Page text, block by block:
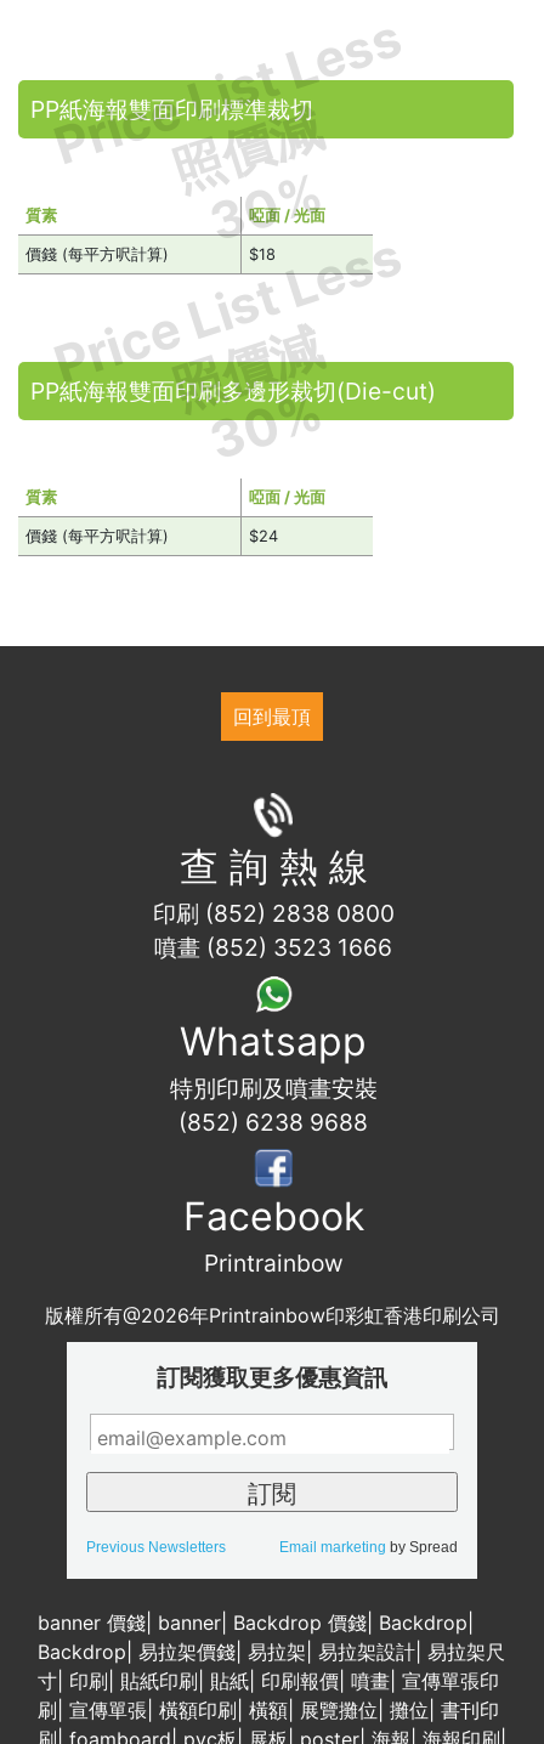
Price List Less
照價減
30%
Price List Less
照價減
30%
PP紙海報雙面印刷標準裁切
質素 啞面 / 光面
價錢 (每平方呎計算) $18
PP紙海報雙面印刷多邊形裁切(Die-cut)
質素 啞面 / 光面
價錢 (每平方呎計算) $24
回到最頂
查 詢 熱 線
印刷 (852) 2838 0800
噴畫 (852) 3523 1666
Whatsapp
特別印刷及噴畫安裝
(852) 6238 9688
Facebook
Printrainbow
版權所有@2026年Printrainbow印彩虹香港印刷公司
訂閱獲取更多優惠資訊
Previous Newsletters Email marketing by Spread
banner 價錢 banner Backdrop 價錢 Backdrop
Backdrop 易拉架價錢 易拉架 易拉架設計 易拉架尺
寸 印刷 貼紙印刷 貼紙 印刷報價 噴畫 宣傳單張印
刷 宣傳單張 橫額印刷 橫額 展覽攤位 攤位 書刊印
刷 foamboard pvc板 展板 poster 海報 海報印刷